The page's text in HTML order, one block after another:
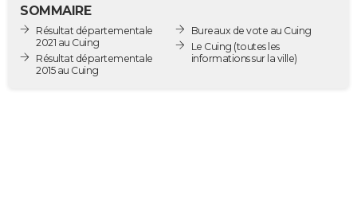
Destinations
City break
Voyage nature
Voyage de noces
Forum
Climat
GUIDES D'ACHAT
SOMMAIRE
Résultat départementale
2021 au Cuing
Résultat départementale
2015 au Cuing
Bureaux de vote au Cuing
Le Cuing (toutes les
informations sur la ville)